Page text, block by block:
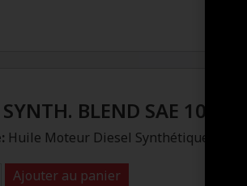
BLEND SAE 10W-
Huile Moteur Diesel Synthétique
Ajouter au panier